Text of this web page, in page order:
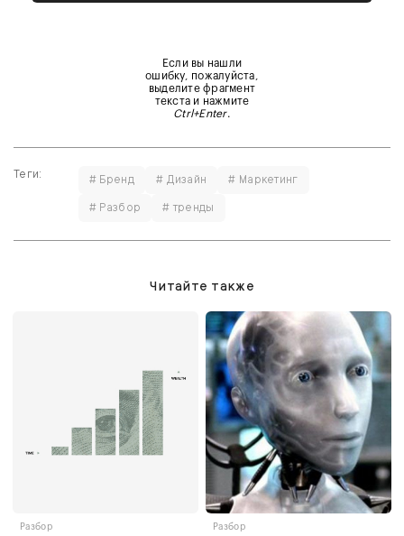
Если вы нашли
ошибку, пожалуйста,
выделите фрагмент
текста и нажмите
Ctrl+Enter.
Теги: # Бренд # Дизайн
# Маркетинг
# Разбор
# тренды
Читайте также
Разбор Разбор